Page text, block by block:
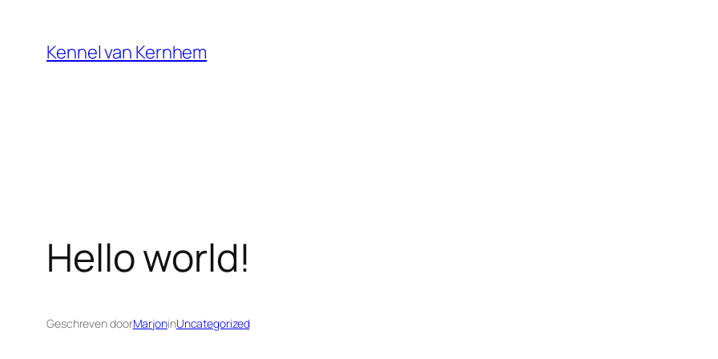
Kennel van Kernhem
Hello world!
Geschreven doorMarjoninUncategorized